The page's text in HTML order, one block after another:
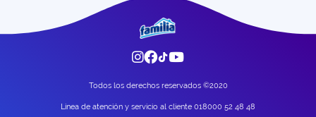
Todos los derechos reservados ©2020
Linea de atención y servicio al cliente 018000 52 48 48